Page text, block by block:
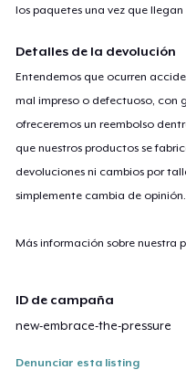
los paquetes una vez que llegan
Detalles de la devolución
Entendemos que ocurren
mal impreso o defectuoso, con
ofreceremos un reembolso
que nuestros productos se
devoluciones ni cambios por
simplemente cambia de opinión.
Más información sobre nuestra
ID de campaña
new-embrace-the-pressure
Denunciar esta listing